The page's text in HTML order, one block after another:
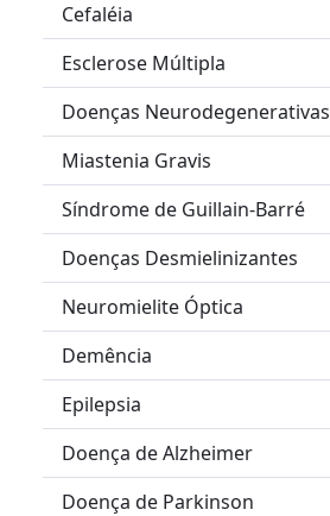
Cefaléia
Esclerose Múltipla
Doenças Neurodegenerativas
Miastenia Gravis
Síndrome de Guillain-Barré
Doenças Desmielinizantes
Neuromielite Óptica
Demência
Epilepsia
Doença de Alzheimer
Doença de Parkinson